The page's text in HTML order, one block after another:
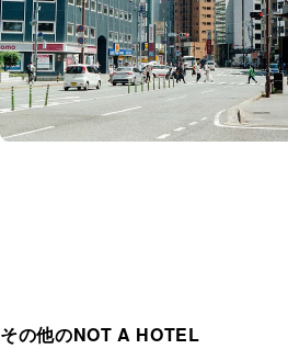
その他のNOT A HOTEL